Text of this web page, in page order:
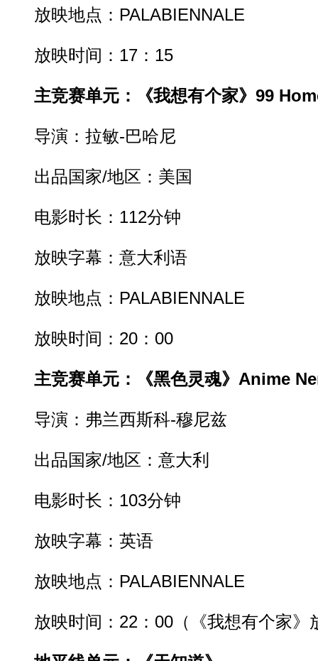
放映地点：PALABIENNALE
放映时间：17：15
主竞赛单元：《我想有个家》99
导演：拉敏-巴哈尼
出品国家/地区：美国
电影时长：112分钟
放映字幕：意大利语
放映地点：PALABIENNALE
放映时间：20：00
主竞赛单元：《黑色灵魂》Anime
导演：弗兰西斯科-穆尼兹
出品国家/地区：意大利
电影时长：103分钟
放映字幕：英语
放映地点：PALABIENNALE
放映时间：22：00（《我想有个家》